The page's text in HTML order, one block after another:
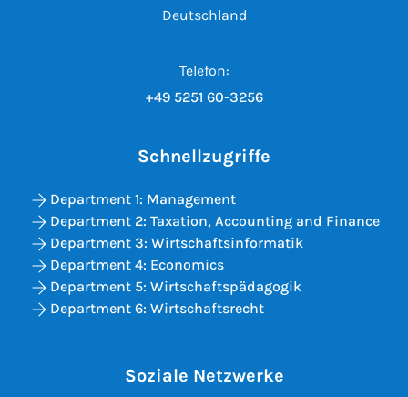
Deutschland
Telefon:
+49 5251 60-3256
Schnellzugriffe
Department 1: Management
Department 2: Taxation, Accounting and Finance
Department 3: Wirtschaftsinformatik
Department 4: Economics
Department 5: Wirtschaftspädagogik
Department 6: Wirtschaftsrecht
Soziale Netzwerke